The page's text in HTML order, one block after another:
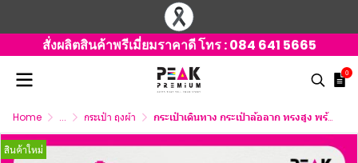
สั่งผลิตสินค้าพรีเมี่ยมราคาดี โทร :084 641 5665
0
Home ... กระเป๋า ถุงผ้า กระเป๋าเดินทาง กระเป๋าล้อลาก ทรงสูง พร้อมพิมพ์ภาพ
สินค้าใหม่